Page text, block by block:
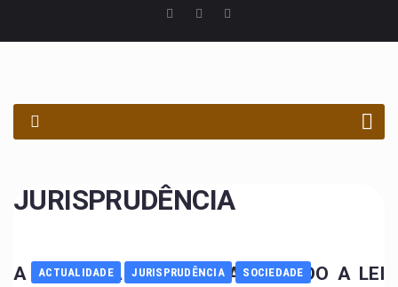
JURISPRUDÊNCIA
ACTUALIDADE JURISPRUDÊNCIA SOCIEDADE
A REFORMA EM ANGOLA: QUANDO A LEI